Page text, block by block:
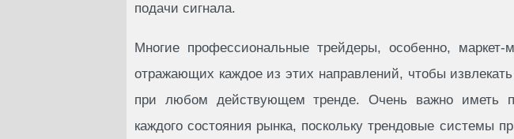
подачи сигнала.
Многие профессиональные трейдеры, особенно,
отражающих каждое из этих направлений, чтобы
при любом действующем тренде. Очень важно иметь
каждого состояния рынка, поскольку трендовые системы